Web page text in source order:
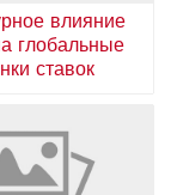
влияние
глобальные
ставок